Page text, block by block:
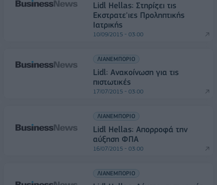
Lidl Hellas: Στηρίζει τις
Εκστρατε'ιες Προληπτικής
Ιατρικής
10/09/2015 - 03:00
ΛΙΑΝΕΜΠΟΡΙΟ
Lidl: Aνακοίνωση για τις
πιστωτικές
17/07/2015 - 03:00
ΛΙΑΝΕΜΠΟΡΙΟ
Lidl Hellas: Απορροφά την
αύξηση ΦΠΑ
16/07/2015 - 03:00
ΛΙΑΝΕΜΠΟΡΙΟ